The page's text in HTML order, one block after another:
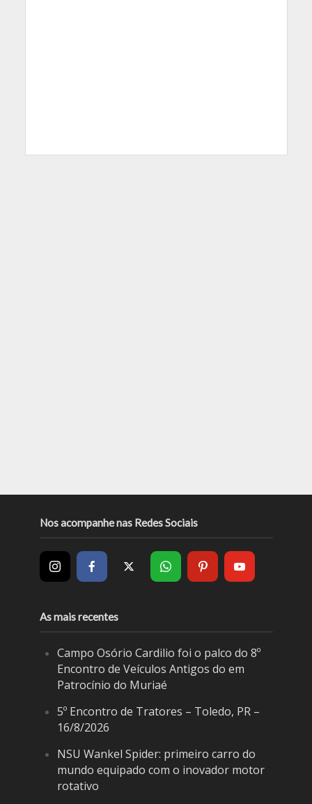
Nos acompanhe nas Redes Sociais
As mais recentes
Campo Osório Cardilio foi o palco do 8º
Encontro de Veículos Antigos do em
Patrocínio do Muriaé
5º Encontro de Tratores – Toledo, PR –
16/8/2026
NSU Wankel Spider: primeiro carro do
mundo equipado com o inovador motor
rotativo